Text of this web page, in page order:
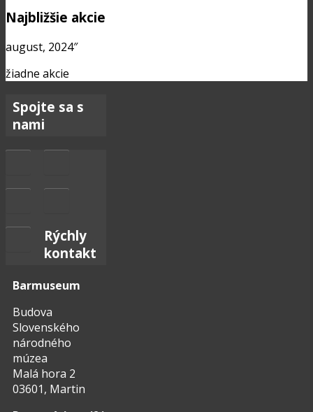
Najbližšie akcie
august, 2024″
žiadne akcie
Spojte sa s
nami
Rýchly
kontakt
Barmuseum
Budova
Slovenského
národného
múzea
Malá hora 2
03601, Martin